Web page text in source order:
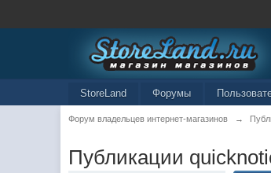
StoreLand Форумы
Форум владельцев интернет-магазинов →
Публикации